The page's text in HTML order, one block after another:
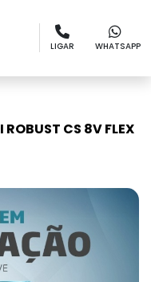
LIGAR WHATSAPP
CS 8V FLEX